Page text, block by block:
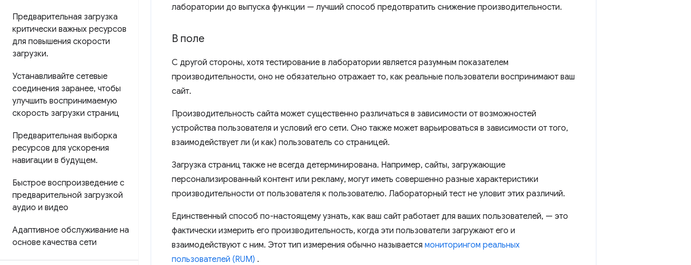
Предварительная загрузка
критически важных ресурсов
для повышения скорости
загрузки.
Устанавливайте сетевые
соединения заранее, чтобы
улучшить воспринимаемую
скорость загрузки страниц
Предварительная выборка
ресурсов для ускорения
навигации в будущем.
Быстрое воспроизведение с
предварительной загрузкой
аудио и видео
Адаптивное обслуживание на
основе качества сети
лаборатории до выпуска функции — лучший способ предотвратить снижение производительности.
В поле
С другой стороны, хотя тестирование в лаборатории является разумным показателем
производительности, оно не обязательно отражает то, как реальные пользователи воспринимают ваш
сайт.
Производительность сайта может существенно различаться в зависимости от возможностей
устройства пользователя и условий его сети. Оно также может варьироваться в зависимости от того,
взаимодействует ли (и как) пользователь со страницей.
Загрузка страниц также не всегда детерминирована. Например, сайты, загружающие
персонализированный контент или рекламу, могут иметь совершенно разные характеристики
производительности от пользователя к пользователю. Лабораторный тест не уловит этих различий.
Единственный способ по-настоящему узнать, как ваш сайт работает для ваших пользователей, — это
фактически измерить его производительность, когда эти пользователи загружают его и
взаимодействуют с ним. Этот тип измерения обычно называется мониторингом реальных
пользователей (RUM) .